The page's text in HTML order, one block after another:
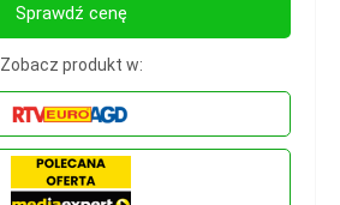
Sprawdź cenę
Zobacz produkt w: